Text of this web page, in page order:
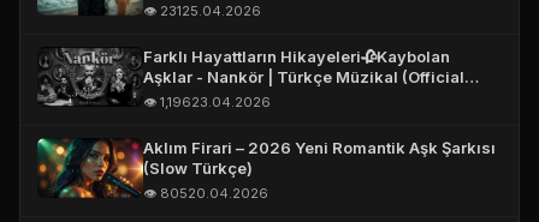
👁️ 23125.04.2026
Farklı Hayattların Hikayeleri🥀Kaybolan
Aşklar - Nankör | Türkçe Müzikal (Official
Story Video)
👁️ 1,19623.04.2026
Aklım Firari – 2026 Yeni Romantik Aşk Şarkısı
(Slow Türkçe)
👁️ 80520.04.2026